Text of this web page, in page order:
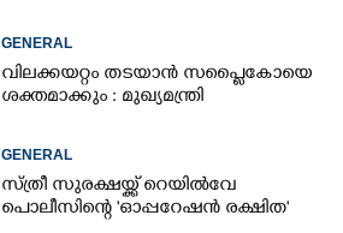
GENERAL
വിലക്കയറ്റം തടയാൻ സപ്ലൈകോയെ
ശക്തമാക്കും : മുഖ്യമന്ത്രി
GENERAL
സ്ത്രീ സുരക്ഷയ്ക്ക് റെയിൽവേ
പൊലീസിന്റെ 'ഓപ്പറേഷൻ രക്ഷിത'